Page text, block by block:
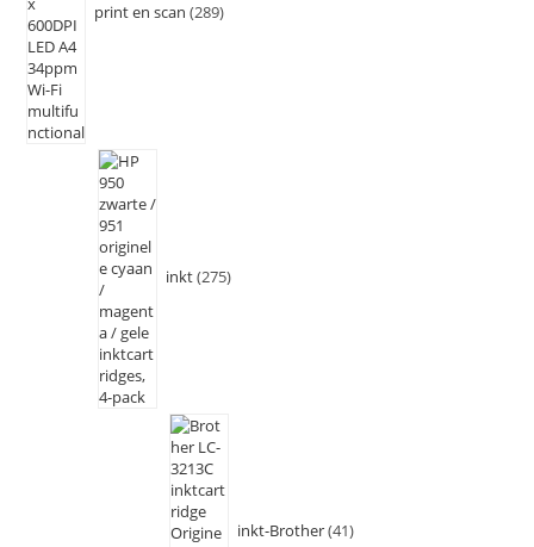
print en scan 289
inkt 275
inkt-Brother 41